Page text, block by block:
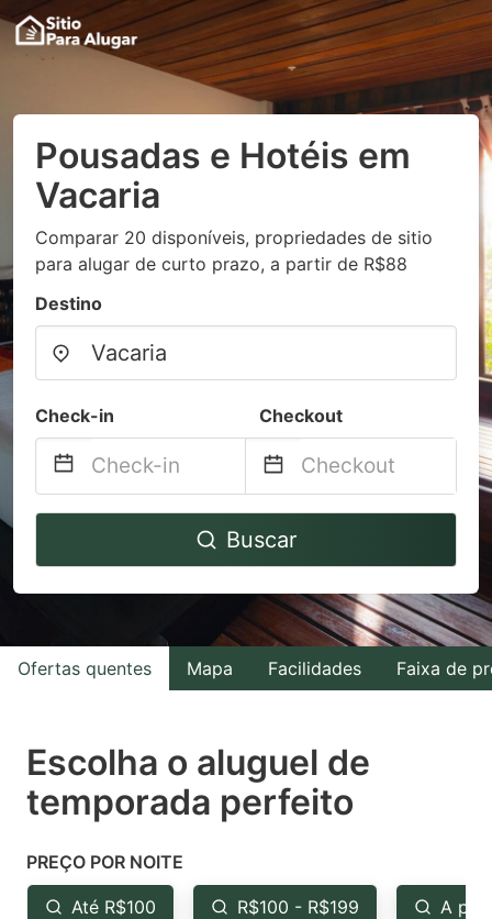
Pousadas e Hotéis em
Vacaria
Comparar 20 disponíveis, propriedades de sitio
para alugar de curto prazo, a partir de R$88
Destino
Check-in Checkout
Navigate
to
with
the
select
a
Press
the
Navigate
to
interact
with
the
select
a
the
Buscar
Ofertas quentes Mapa Facilidades Faixa de
Escolha o aluguel de
temporada perfeito
PREÇO POR NOITE
Até R$100 R$100 - R$199 A